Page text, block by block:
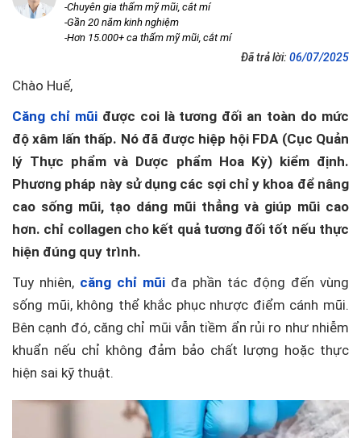
-Chuyên gia thẩm mỹ mũi, cắt mí
-Gần 20 năm kinh nghiệm
-Hơn 15.000+ ca thẩm mỹ mũi, cắt mí
Đã trả lời: 06/07/2025
Chào Huế,
Căng chỉ mũiđược coi là tương đối an toàn do mức
độ xâm lấn thấp. Nó đã được hiệp hội FDA (Cục Quản
lý Thực phẩm và Dược phẩm Hoa Kỳ) kiểm định.
Phương pháp này sử dụng các sợi chỉ y khoa để nâng
cao sống mũi, tạo dáng mũi thẳng và giúp mũi cao
hơn. chỉ collagen cho kết quả tương đối tốt nếu thực
hiện đúng quy trình.
Tuy nhiên, căng chỉ mũi đa phần tác động đến vùng
sống mũi, không thể khắc phục nhược điểm cánh mũi.
Bên cạnh đó, căng chỉ mũi vẫn tiềm ẩn rủi ro như nhiễm
khuẩn nếu chỉ không đảm bảo chất lượng hoặc thực
hiện sai kỹ thuật.